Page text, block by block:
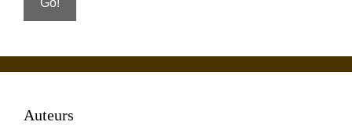
Auteurs